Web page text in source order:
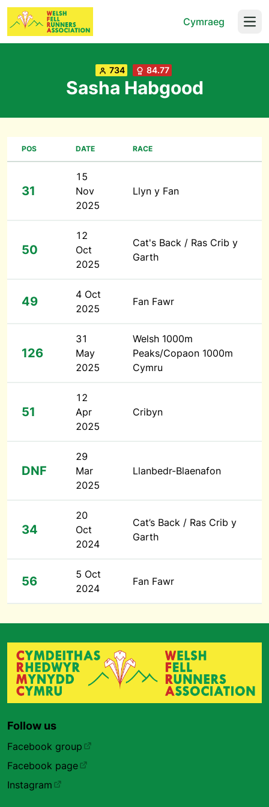
Cymraeg
734 84.77
Sasha Habgood
POS DATE RACE
31
15
Nov
2025
Llyn y Fan
50
12
Oct
2025
Cat's Back / Ras Crib y
Garth
49
4 Oct
2025
Fan Fawr
126
31
May
2025
Welsh 1000m
Peaks/Copaon 1000m
Cymru
51
12
Apr
2025
Cribyn
DNF
29
Mar
2025
Llanbedr-Blaenafon
34
20
Oct
2024
Cat’s Back / Ras Crib y
Garth
56
5 Oct
2024
Fan Fawr
Follow us
Facebook group
Facebook page
Instagram